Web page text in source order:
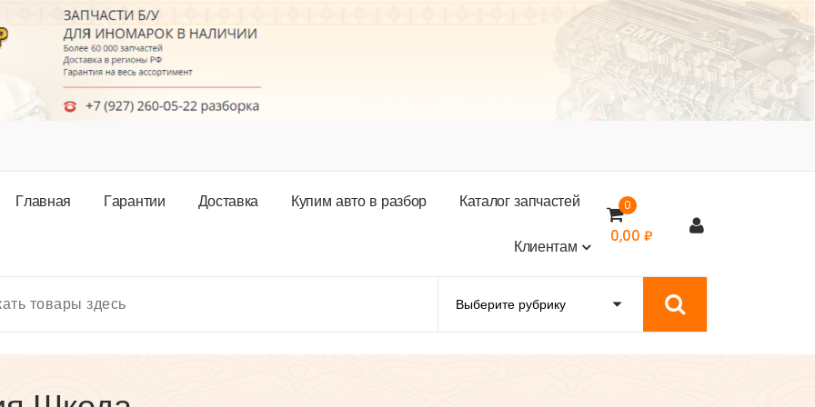
Главная Гарантии Доставка Купим авто в разбор Каталогзапчастей
Клиентам
0
0,00 ₽